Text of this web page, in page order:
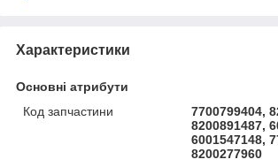
Характеристики
Основні атрибути
Код запчастини
7700799404,
8200891487,
6001547148,
8200277960